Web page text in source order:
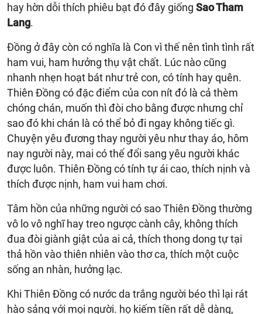
hay hờn dỗi thích phiêu bạt đó đây giống Sao Tham
Lang.
Đồng ở đây còn có nghĩa là Con vì thế nên tình tình rất
ham vui, ham hưởng thụ vật chất. Lúc nào cũng
nhanh nhẹn hoạt bát như trẻ con, có tính hay quên.
Thiên Đồng có đặc điểm của con nít đó là cả thèm
chóng chán, muốn thì đòi cho bằng được nhưng chỉ
sao đó khi chán là có thể bỏ đi ngay không tiếc gì.
Chuyện yêu đương thay người yêu như thay áo, hôm
nay người này, mai có thể đổi sang yêu người khác
được luôn. Thiên Đồng có tính tự ái cao, thích nịnh và
thích được nịnh, ham vui ham chơi.
Tâm hồn của những người có sao Thiên Đồng thường
vô lo vô nghĩ hay treo ngược cành cây, không thích
đua đòi giành giật của ai cả, thích thong dong tự tại
thả hồn vào thiên nhiên vào thơ ca, thích một cuộc
sống an nhàn, hưởng lạc.
Khi Thiên Đồng có nước da trắng người béo thì lại rát
hào sảng với mọi người. họ kiếm tiền rất dễ dàng,